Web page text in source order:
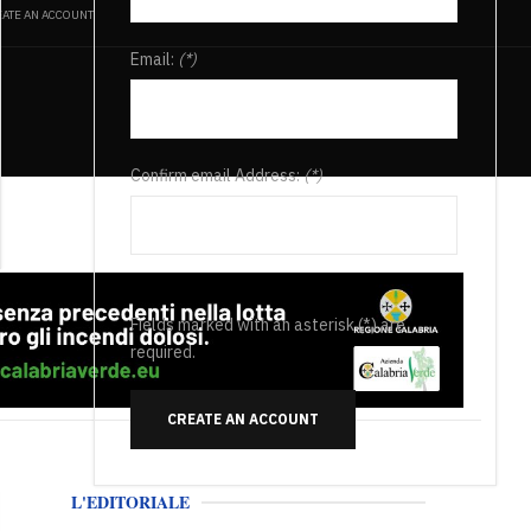
AN ACCOUNT
Email: (*)
Confirm email Address:(*)
Fields marked with an asterisk (*) are
required.
CREATE AN ACCOUNT
L'EDITORIALE